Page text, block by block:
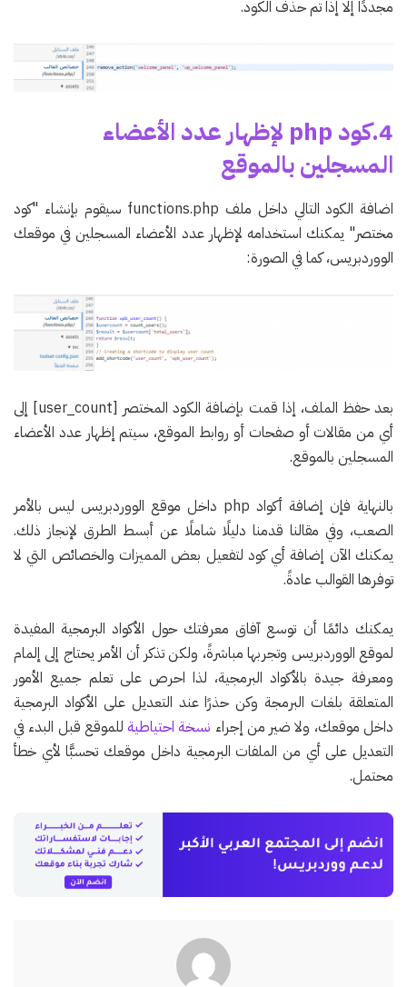
مجددًا إلا إذا تم حذف الكود.
4.كود php لإظهار عدد الأعضاء
المسجلين بالموقع
اضافة الكود التالي داخل ملف functions.php سيقوم بإنشاء "كود
مختصر" يمكنك استخدامه لإظهار عدد الأعضاء المسجلين في موقعك
الووردبريس، كما في الصورة:
بعد حفظ الملف، إذا قمت بإضافة الكود المختصر [user_count] إلى
أي من مقالات أو صفحات أو روابط الموقع، سيتم إظهار عدد الأعضاء
المسجلين بالموقع.
بالنهاية فإن إضافة أكواد php داخل موقع الووردبريس ليس بالأمر
الصعب، وفي مقالنا قدمنا دليلًا شاملًا عن أبسط الطرق لإنجاز ذلك.
يمكنك الآن إضافة أي كود لتفعيل بعض المميزات والخصائص التي لا
توفرها القوالب عادةً.
يمكنك دائمًا أن توسع آفاق معرفتك حول الأكواد البرمجية المفيدة
لموقع الووردبريس وتجربها مباشرةً، ولكن تذكر أن الأمر يحتاج إلى إلمام
ومعرفة جيدة بالأكواد البرمجية، لذا احرص على تعلم جميع الأمور
المتعلقة بلغات البرمجة وكن حذرًا عند التعديل على الأكواد البرمجية
داخل موقعك، ولا ضير من إجراء نسخة احتياطية للموقع قبل البدء في
التعديل على أي من الملفات البرمجية داخل موقعك تحسبًّا لأي خطأ
محتمل.